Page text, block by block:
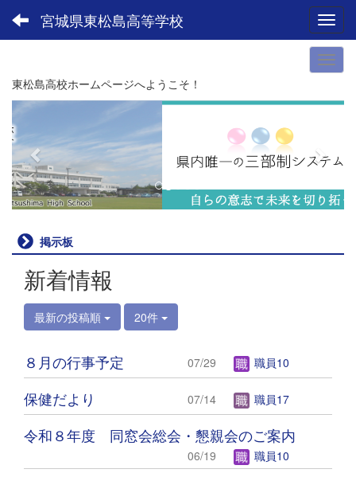
宮城県東松島高等学校
東松島高校ホームページへようこそ！
p
e
v
i
u
s
n
x
掲示板
新着情報
最新の投稿順 20件
８月の行事予定 07/29 職員10
保健だより 07/14 職員17
令和８年度 同窓会総会・懇親会のご案内
06/19 職員10